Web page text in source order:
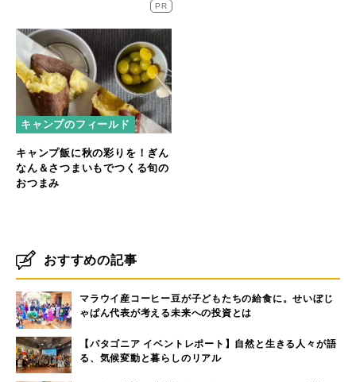
PR
キャンプのフィールド
キャンプ飯に秋の彩りを！ぎん
なん＆さつまいもでつくる旬の
おつまみ
おすすめの記事
マラウイ産コーヒー豆が子どもたちの給食に。せいぼじ
ゃぱん代表が考える未来への投資とは
【パタゴニア イベントレポート】自然と生きる人々が語
る、気候変動と暮らしのリアル